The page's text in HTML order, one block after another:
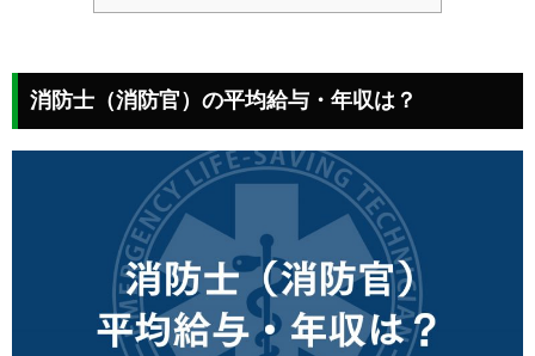
消防士（消防官）の平均給与・年収は？